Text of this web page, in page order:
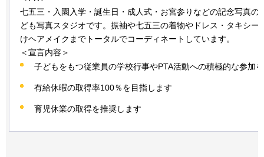
七五三・入園入学・誕生日・成人式・お宮参りなどの記念写真の
ども写真スタジオです。振袖や七五三の着物やドレス・タキシー
けヘアメイクまでトータルでコーディネートしています。
＜宣言内容＞
子どもをもつ従業員の学校行事やPTA活動への積極的な参加
有給休暇の取得率100％を目指します
育児休業の取得を推奨します